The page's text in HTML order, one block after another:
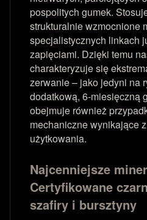
pospolitych gumek.
strukturalnie wzmocnione
specjalistycznych linkach
zapięciami. Dzięki temu
charakteryzuje się
zerwanie – jako jedyni na
dodatkową, 6-miesięczną
obejmuje również
mechaniczne wynikające
użytkowania.
Najcenniejsze
Certyfikowane
szafiry i bursztyny